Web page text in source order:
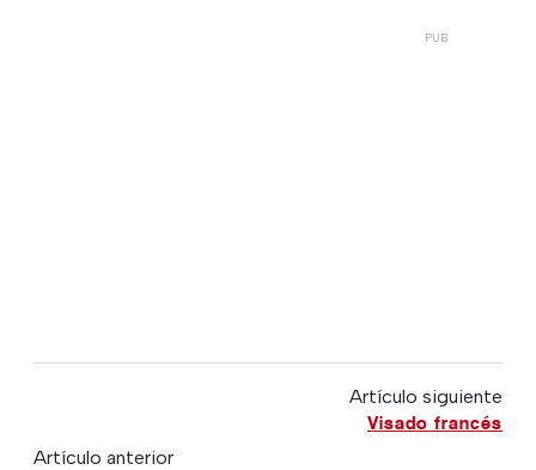
Artículo siguiente
Visado francés
Artículo anterior